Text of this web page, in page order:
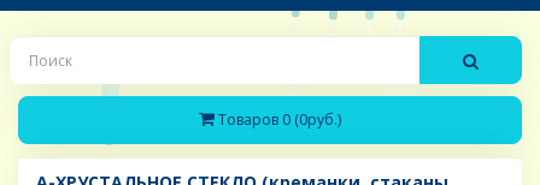
Товаров 0 (0руб.)